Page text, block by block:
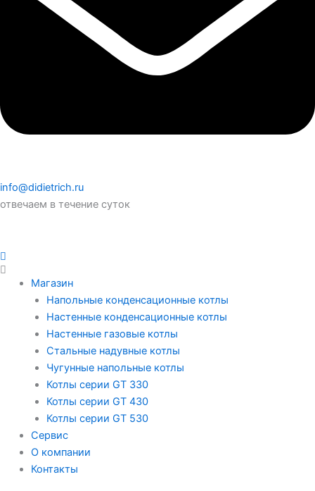
info@didietrich.ru
отвечаем в течение суток
Магазин
Напольные конденсационные котлы
Настенные конденсационные котлы
Настенные газовые котлы
Стальные надувные котлы
Чугунные напольные котлы
Котлы серии GT 330
Котлы серии GT 430
Котлы серии GT 530
Сервис
О компании
Контакты